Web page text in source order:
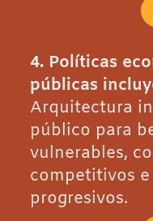
4. Políticas
públicas
Arquitectura
público para
vulnerables,
competitivos
progresivos.